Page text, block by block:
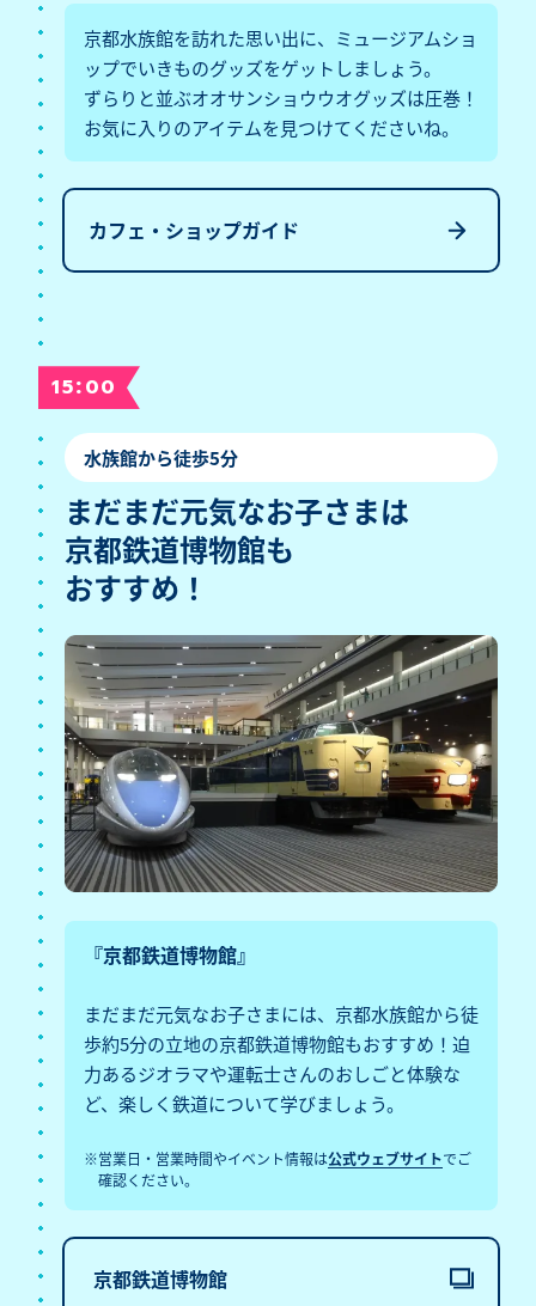
京都水族館を訪れた思い出に、ミュージアムショ
ップでいきものグッズをゲットしましょう。
ずらりと並ぶオオサンショウウオグッズは圧巻！
お気に入りのアイテムを見つけてくださいね。
カフェ・ショップガイド
15:00
水族館から徒歩5分
まだまだ元気なお子さまは
京都鉄道博物館も
おすすめ！
『京都鉄道博物館』
まだまだ元気なお子さまには、京都水族館から徒
歩約5分の立地の京都鉄道博物館もおすすめ！迫
力あるジオラマや運転士さんのおしごと体験な
ど、楽しく鉄道について学びましょう。
※営業日・営業時間やイベント情報は公式ウェブサイトでご
確認ください。
京都鉄道博物館